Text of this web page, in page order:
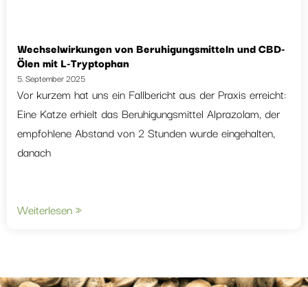
Wechselwirkungen von Beruhigungsmitteln und CBD-
Ölen mit L-Tryptophan
5. September 2025
Vor kurzem hat uns ein Fallbericht aus der Praxis erreicht:
Eine Katze erhielt das Beruhigungsmittel Alprazolam, der
empfohlene Abstand von 2 Stunden wurde eingehalten,
danach
Weiterlesen »